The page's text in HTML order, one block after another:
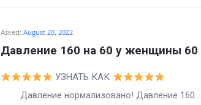
Asked: August 20, 2022
Давление 160 на 60 у женщины 60
УЗНАТЬ КАК
Давление нормализовано! Давление 160